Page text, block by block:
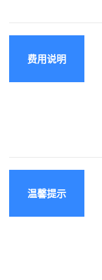
费用说明
温馨提示